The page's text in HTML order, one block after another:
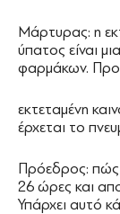
Μάρτυρας: η
ύπατος είναι
φαρμάκων.
εκτεταμένη
έρχεται το
Πρόεδρος: πώς
26 ώρες και
Υπάρχει αυτό